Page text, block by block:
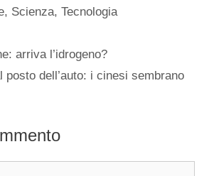
, Scienza,Tecnologia
arriva l’idrogeno?
posto dell’auto: i cinesi sembrano